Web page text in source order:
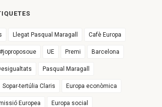
Llegat Pasqual Maragall Cafè Europa
#joproposoue UE Premi Barcelona
Pasqual Maragall
Sopar-tertúlia Claris Europa econòmica
Europea Europa social